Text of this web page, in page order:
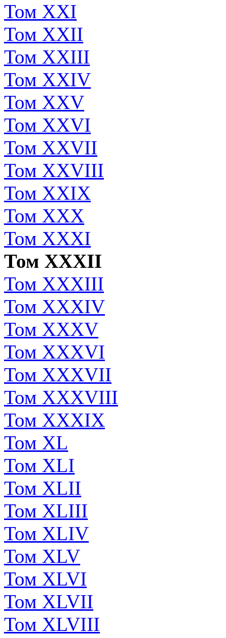
Том XXI
Том XXII
Том XXIII
Том XXIV
Том XXV
Том XXVI
Том XXVII
Том XXVIII
Том XXIX
Том XXX
Том XXXI
Том XXXII
Том XXXIII
Том XXXIV
Том XXXV
Том XXXVI
Том XXXVII
Том XXXVIII
Том XXXIX
Том XL
Том XLI
Том XLII
Том XLIII
Том XLIV
Том XLV
Том XLVI
Том XLVII
Том XLVIII